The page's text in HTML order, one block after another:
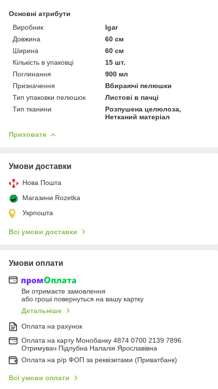
Основні атрибути
Виробник
Igar
Довжина
60 см
Ширина
60 см
Кількість в упаковці
15 шт.
Поглинання
900 мл
Призначення
Вбираючі пелюшки
Тип упаковки пелюшок
Листові в пачці
Тип тканини
Розпушена целюлоза,
Нетканий матеріал
Приховати
Умови доставки
Нова Пошта
Магазини Rozetka
Укрпошта
Всі умови доставки
Умови оплати
Ви отримаєте замовлення
або гроші повернуться на вашу картку
Детальніше
Оплата на рахунок
Оплата на карту Монобанку 4874 0700 2139 7896.
Отримувач Підлубна Налалія Ярославівна
Оплата на р/р ФОП за реквізитами (Приватбанк)
Всі умови оплати